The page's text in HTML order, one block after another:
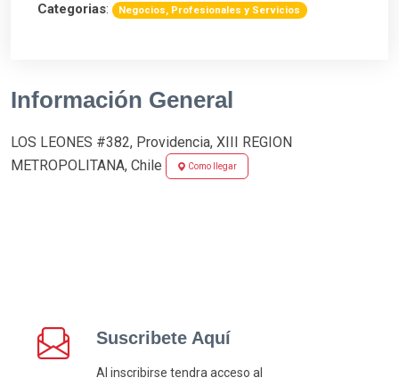
Categorias: Negocios, Profesionales y Servicios
Información General
LOS LEONES #382, Providencia, XIII REGION
METROPOLITANA, Chile
Como llegar
Suscribete Aquí
Al inscribirse tendra acceso al